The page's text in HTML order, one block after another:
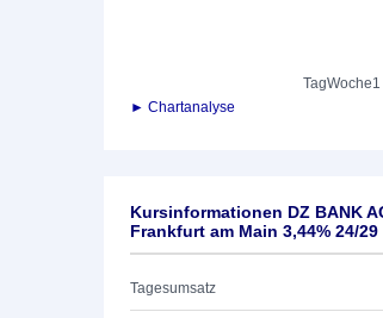
TagWoche
► Chartanalyse
Kursinformationen DZ BANK
Frankfurt am Main 3,44% 24/29
Tagesumsatz